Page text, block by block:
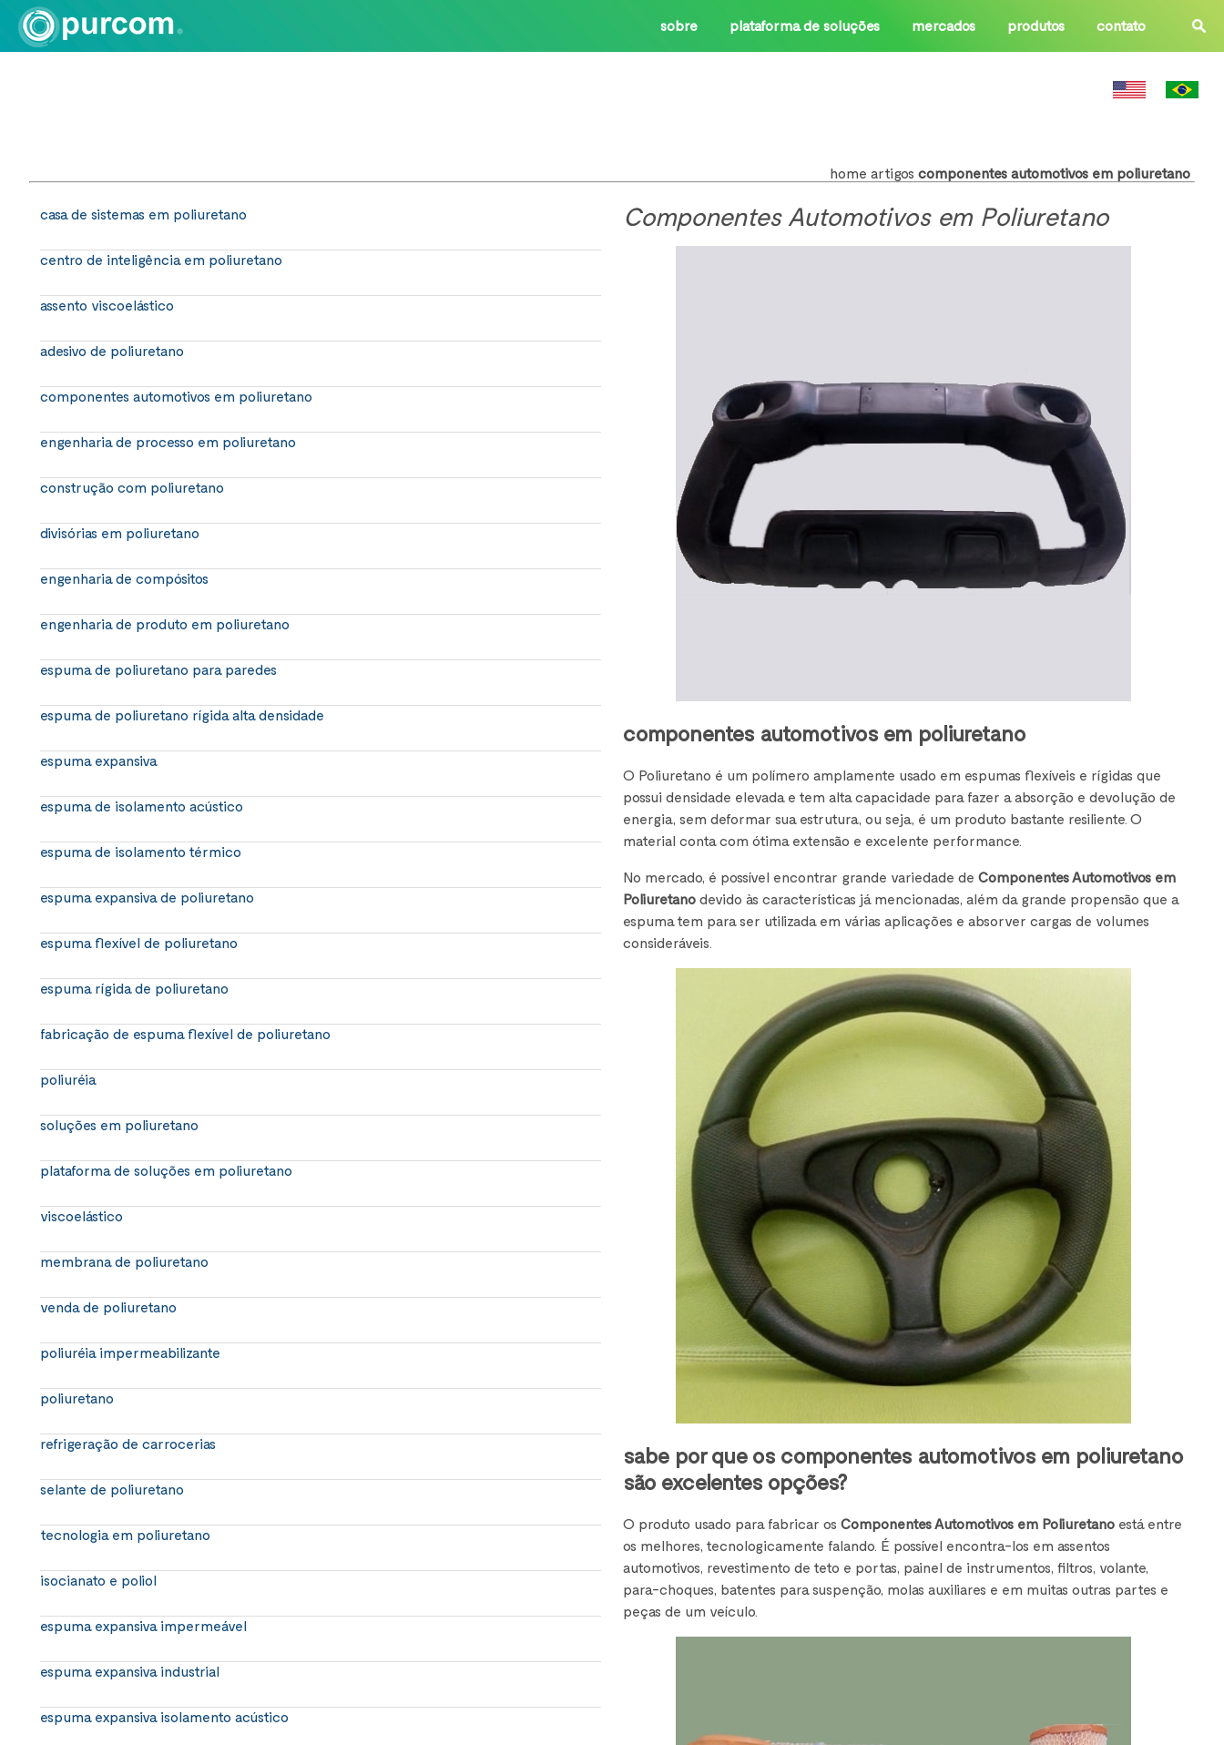
sobre plataforma de soluções mercados produtos contato
home artigos componentes automotivos em poliuretano
casa de sistemas em poliuretano
centro de inteligência em poliuretano
assento viscoelástico
adesivo de poliuretano
componentes automotivos em poliuretano
engenharia de processo em poliuretano
construção com poliuretano
divisórias em poliuretano
engenharia de compósitos
engenharia de produto em poliuretano
espuma de poliuretano para paredes
espuma de poliuretano rígida alta densidade
espuma expansiva
espuma de isolamento acústico
espuma de isolamento térmico
espuma expansiva de poliuretano
espuma flexível de poliuretano
espuma rígida de poliuretano
fabricação de espuma flexível de poliuretano
poliuréia
soluções em poliuretano
plataforma de soluções em poliuretano
viscoelástico
membrana de poliuretano
venda de poliuretano
poliuréia impermeabilizante
poliuretano
refrigeração de carrocerias
selante de poliuretano
tecnologia em poliuretano
isocianato e poliol
espuma expansiva impermeável
espuma expansiva industrial
espuma expansiva isolamento acústico
Componentes Automotivos em Poliuretano
componentes automotivos em poliuretano
O Poliuretano é um polímero amplamente usado em espumas flexíveis e rígidas que
possui densidade elevada e tem alta capacidade para fazer a absorção e devolução de
energia, sem deformar sua estrutura, ou seja, é um produto bastante resiliente. O
material conta com ótima extensão e excelente performance.
No mercado, é possível encontrar grande variedade de Componentes Automotivos em
Poliuretano devido às características já mencionadas, além da grande propensão que a
espuma tem para ser utilizada em várias aplicações e absorver cargas de volumes
consideráveis.
sabe por que os componentes automotivos em poliuretano
são excelentes opções?
O produto usado para fabricar os Componentes Automotivos em Poliuretano está entre
os melhores, tecnologicamente falando. É possível encontra-los em assentos
automotivos, revestimento de teto e portas, painel de instrumentos, filtros, volante,
para-choques, batentes para suspenção, molas auxiliares e em muitas outras partes e
peças de um veículo.